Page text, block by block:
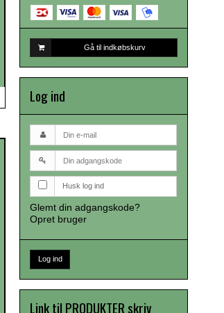
Gå til indkøbskurv
Log ind
Husk log ind
Glemt din adgangskode?
Opret bruger
Log ind
Link til PRODUKTER skriv